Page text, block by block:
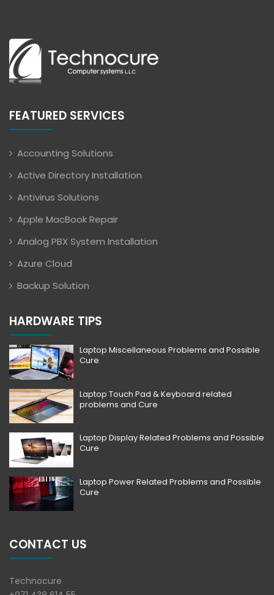
FEATURED SERVICES
Accounting Solutions
Active Directory Installation
Antivirus Solutions
Apple MacBook Repair
Analog PBX System Installation
Azure Cloud
Backup Solution
HARDWARE TIPS
Laptop Miscellaneous Problems and Possible
Cure
Laptop Touch Pad & Keyboard related
problems and Cure
Laptop Display Related Problems and Possible
Cure
Laptop Power Related Problems and Possible
Cure
CONTACT US
Technocure